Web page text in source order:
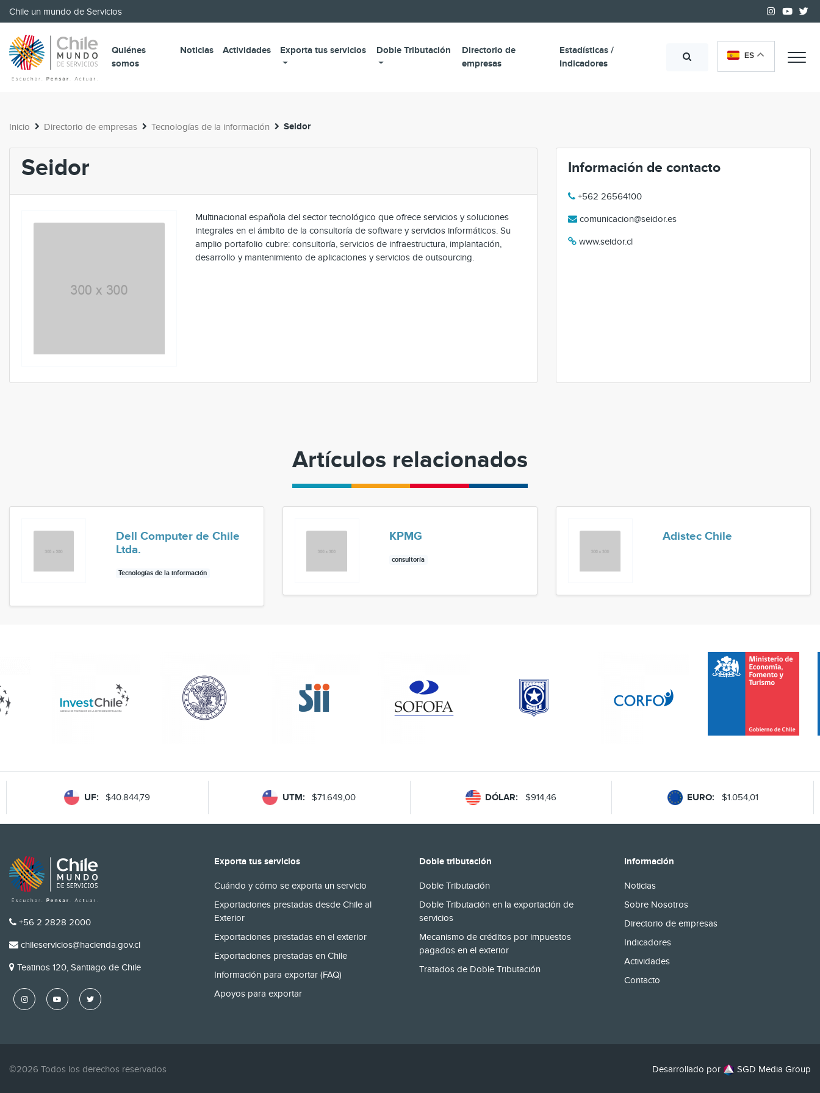
Chile un mundo de Servicios
Quiénes
somos
Noticias Actividades Exporta tus servicios Doble Tributación
Directorio de
empresas
Estadísticas /
Indicadores
ES
Inicio Directorio de empresas Tecnologías de la información Seidor
Seidor
Multinacional española del sector tecnológico que ofrece servicios y soluciones
integrales en el ámbito de la consultoría de software y servicios informáticos. Su
amplio portafolio cubre: consultoría, servicios de infraestructura, implantación,
desarrollo y mantenimiento de aplicaciones y servicios de outsourcing.
Información de contacto
+562 26564100
comunicacion@seidor.es
www.seidor.cl
Artículos relacionados
Dell Computer de Chile
Ltda.
Tecnologías de la información
KPMG
consultoría
Adistec Chile
UF: $40.844,79 UTM: $71.649,00 DÓLAR: $914,46 EURO: $1.054,01
TELÉFONO
+56 2 2828 2000
EMAIL
chileservicios@hacienda.gov.cl
DIRECCIÓN
Teatinos 120, Santiago de Chile
Exporta tus servicios
Cuándo y cómo se exporta un servicio
Exportaciones prestadas desde Chile al
Exterior
Exportaciones prestadas en el exterior
Exportaciones prestadas en Chile
Información para exportar (FAQ)
Apoyos para exportar
Doble tributación
Doble Tributación
Doble Tributación en la exportación de
servicios
Mecanismo de créditos por impuestos
pagados en el exterior
Tratados de Doble Tributación
Información
Noticias
Sobre Nosotros
Directorio de empresas
Indicadores
Actividades
Contacto
©2026 Todos los derechos reservados Desarrollado por SGD Media Group